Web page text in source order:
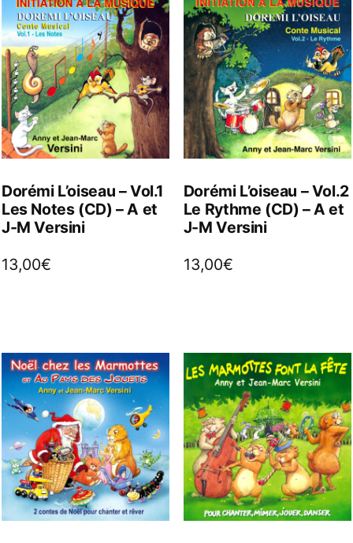
Dorémi L’oiseau – Vol.1
Les Notes (CD) – A et
J-M Versini
13,00€
Dorémi L’oiseau – Vol.2
Le Rythme (CD) – A et
J-M Versini
13,00€